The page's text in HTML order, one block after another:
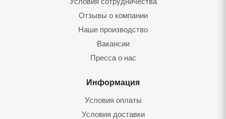
Отзывы о компании
Наше производство
Вакансии
Пресса о нас
Информация
Условия оплаты
Условия доставки